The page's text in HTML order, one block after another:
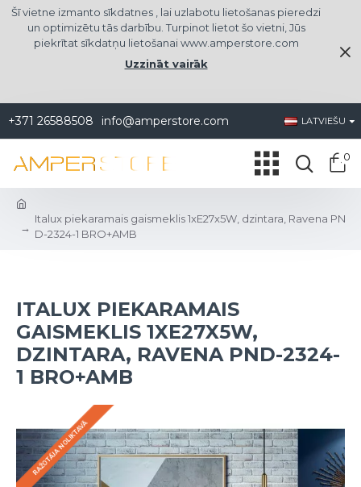
Šī vietne izmanto sīkdatnes , lai uzlabotu lietošanas pieredzi
un optimizētu tās darbību. Turpinot lietot šo vietni, Jūs
piekrītat sīkdatņu lietošanai www.amperstore.com
Uzzināt vairāk
+371 26588508 info@amperstore.com LATVIEŠU
0
Italux piekaramais gaismeklis 1xE27x5W, dzintara, Ravena PN
D-2324-1 BRO+AMB
ITALUX PIEKARAMAIS
GAISMEKLIS 1XE27X5W,
DZINTARA, RAVENA PND-2324-
1 BRO+AMB
RAŽOTĀJA NOLIKTAVĀ